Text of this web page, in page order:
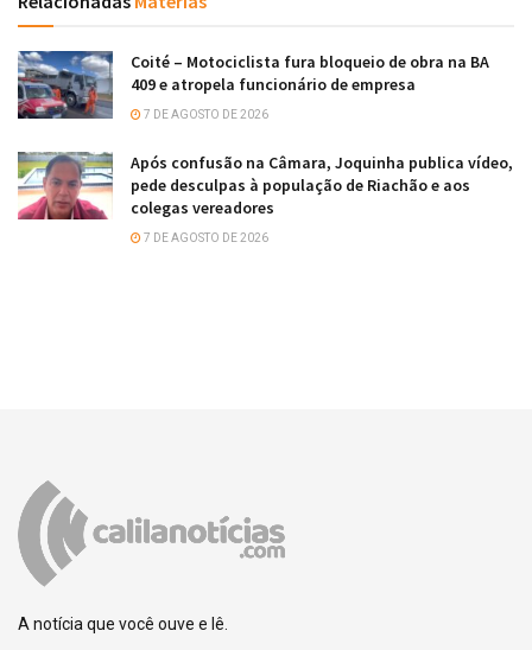
Coité – Motociclista fura bloqueio de obra na BA
409 e atropela funcionário de empresa
7 DE AGOSTO DE 2026
Após confusão na Câmara, Joquinha publica vídeo,
pede desculpas à população de Riachão e aos
colegas vereadores
7 DE AGOSTO DE 2026
A notícia que você ouve e lê.